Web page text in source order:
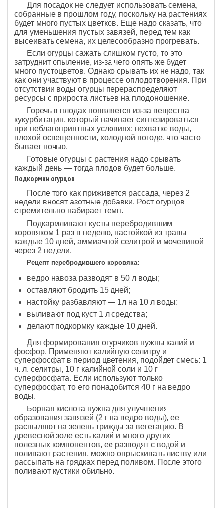
Для посадок не следует использовать семена,
собранные в прошлом году, поскольку на растениях
будет много пустых цветков. Еще надо сказать, что
для уменьшения пустых завязей, перед тем как
высеивать семена, их целесообразно прогревать.
Если огурцы сажать слишком густо, то это
затруднит опыление, из-за чего опять же будет
много пустоцветов. Однако срывать их не надо, так
как они участвуют в процессе оплодотворения. При
отсутствии воды огурцы перераспределяют
ресурсы с прироста листьев на плодоношение.
Горечь в плодах появляется из-за вещества
кукурбитацин, который начинает синтезироваться
при неблагоприятных условиях: нехватке воды,
плохой освещенности, холодной погоде, что часто
бывает ночью.
Готовые огурцы с растения надо срывать
каждый день — тогда плодов будет больше.
Подкормки огурцов
После того как приживется рассада, через 2
недели вносят азотные добавки. Рост огурцов
стремительно набирает темп.
Подкармливают кусты перебродившим
коровяком 1 раз в неделю, настойкой из травы
каждые 10 дней, аммиачной селитрой и мочевиной
через 2 недели.
Рецепт перебродившего коровяка:
ведро навоза разводят в 50 л воды;
оставляют бродить 15 дней;
настойку разбавляют — 1л на 10 л воды;
выливают под куст 1 л средства;
делают подкормку каждые 10 дней.
Для формирования огурчиков нужны калий и
фосфор. Применяют калийную селитру и
суперфосфат в период цветения, подойдет смесь: 1
ч. л. селитры, 10 г калийной соли и 10 г
суперфосфата. Если используют только
суперфосфат, то его понадобится 40 г на ведро
воды.
Борная кислота нужна для улучшения
образования завязей (2 г на ведро воды), ее
распыляют на зелень трижды за вегетацию. В
древесной золе есть калий и много других
полезных компонентов, ее разводят с водой и
поливают растения, можно опрыскивать листву или
рассыпать на грядках перед поливом. После этого
поливают кустики обильно.